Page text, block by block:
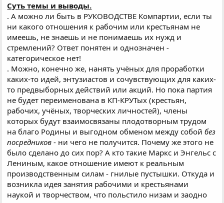
Суть темы и выводы.
. А можно ли быть в РУКОВОДСТВЕ Компартии, если ты
ни какого отношения к рабочим или крестьянам не
имеешь, не знаешь и не понимаешь их нужд и
стремлений? Ответ понятен и однозначен -
категорическое нет!
. Можно, конечно же, нанять учёных для проработки
каких-то идей, энтузиастов и сочувствующих для каких-
то предвыборных действий или акций. Но пока партия
не будет переименована в КП-КРУТых (крестьян,
рабочих, учёных, творческих личностей), члены
которых будут взаимосвязаны плодотворным трудом
на благо Родины и выгодном обменом между собойбез
посредников - ни чего не получится. Почему же этого не
было сделано до сих пор? А кто такие Маркс и Энгельс с
Лениным, какое отношение имеют к реальным
производственным силам - гнилые пустышки. Откуда и
возникла идея занятия рабочими и крестьянами
наукой и творчеством, что польстило низам и заодно